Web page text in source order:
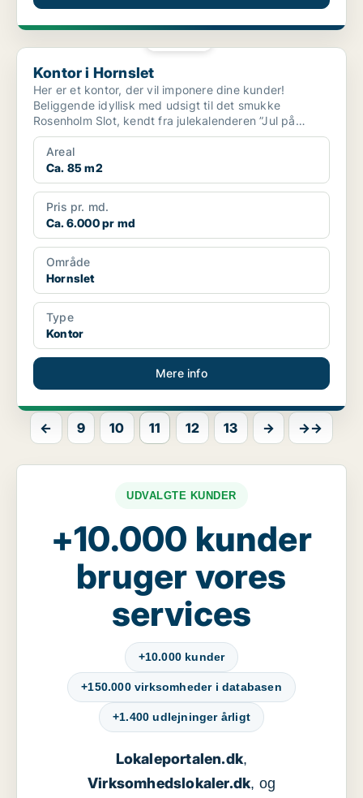
Kontor i Hornslet
Kontor i Hornslet
Her er et kontor, der vil imponere dine kunder!
Beliggende idyllisk med udsigt til det smukke
Rosenholm Slot, kendt fra julekalenderen ”Jul på
Slottet”. Lige...
Areal
Ca. 85 m2
Pris pr. md.
Ca. 6.000 pr md
Område
Hornslet
Type
Kontor
Mere info
← 9 10 11 12 13 → →→
UDVALGTE KUNDER
+10.000 kunder
bruger vores
services
+10.000 kunder
+150.000 virksomheder i databasen
+1.400 udlejninger årligt
Lokaleportalen.dk,
Virksomhedslokaler.dk, og